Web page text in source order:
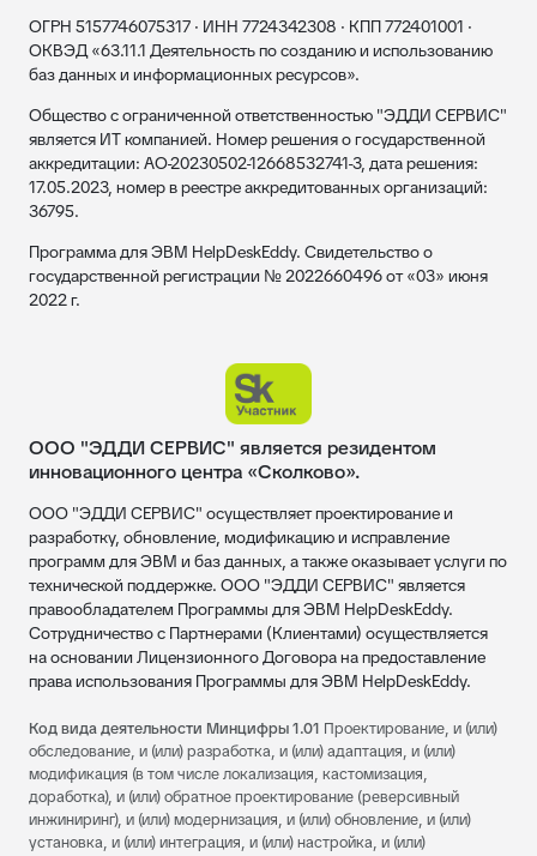
ОГРН 5157746075317 · ИНН 7724342308 · КПП 772401001 ·
ОКВЭД «63.11.1 Деятельность по созданию и использованию
баз данных и информационных ресурсов».
Общество с ограниченной ответственностью "ЭДДИ СЕРВИС"
является ИТ компанией. Номер решения о государственной
аккредитации: АО-20230502-12668532741-3, дата решения:
17.05.2023, номер в реестре аккредитованных организаций:
36795.
Программа для ЭВМ HelpDeskEddy. Свидетельство о
государственной регистрации № 2022660496 от «03» июня
2022 г.
ООО "ЭДДИ СЕРВИС" является резидентом
инновационного центра «Сколково».
ООО "ЭДДИ СЕРВИС" осуществляет проектирование и
разработку, обновление, модификацию и исправление
программ для ЭВМ и баз данных, а также оказывает услуги по
технической поддержке. ООО "ЭДДИ СЕРВИС" является
правообладателем Программы для ЭВМ HelpDeskEddy.
Сотрудничество с Партнерами (Клиентами) осуществляется
на основании Лицензионного Договора на предоставление
права использования Программы для ЭВМ HelpDeskEddy.
Код вида деятельности Минцифры 1.01 Проектирование, и (или)
обследование, и (или) разработка, и (или) адаптация, и (или)
модификация (в том числе локализация, кастомизация,
доработка), и (или) обратное проектирование (реверсивный
инжиниринг), и (или) модернизация, и (или) обновление, и (или)
установка, и (или) интеграция, и (или) настройка, и (или)